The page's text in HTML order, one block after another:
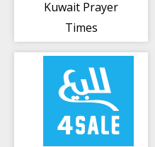
Kuwait Prayer
Times